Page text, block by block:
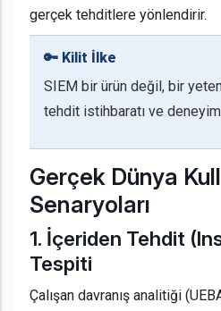
gerçek tehditlere yönlendirir.
🔑 Kilit İlke
SIEM bir ürün değil, bir
tehdit istihbaratı ve
Gerçek Dünya
Senaryoları
1. İçeriden Tehdit
Tespiti
Çalışan davranış analitiği